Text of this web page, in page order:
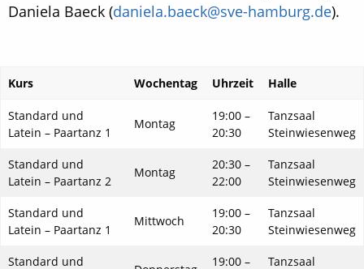
Daniela Baeck (daniela.baeck@sve-hamburg.de).
Kurs Wochentag Uhrzeit Halle
Standard und
Latein – Paartanz 1
Montag
19:00 –
20:30
Tanzsaal
Steinwiesenweg
Standard und
Latein – Paartanz 2
Montag
20:30 –
22:00
Tanzsaal
Steinwiesenweg
Standard und
Latein – Paartanz 1
Mittwoch
19:00 –
20:30
Tanzsaal
Steinwiesenweg
Standard und
19:00 –
Tanzsaal